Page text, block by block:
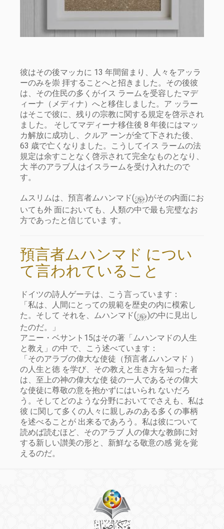
彼はその後マッカに 13 年間留まり、人々をアッラ
ーのみを崇 拝することへと招きました。その後彼
は、その住民の多くがイス ラームを受容したマデ
ィーナ（メディナ）へと移住しました。ア ッラー
はそこで彼に、残りの宗教に関する規定を啓示され
ました。 そしてマディーナ移住後 8 年後にはマッ
カ解放に成功し、クルア ーンが全て下された後、
63 歳で亡くなりました。こうしてイス ラームの法
規定は余すことなく啓示されて完全なものとなり、
大 半のアラブ人はイスラームを受け入れたので
す。
ムスリムは、預言者ムハンマド(y)がその内面にお
いても外 面においても、人類の中で最も完璧なお
方であったと信じていま す。
預言者ムハンマド につい
て言われていること
ドイツの詩人ゲーテは、こう言っています：
「私は、人間にとっての規範を歴史の内に模索し
た。そして それを、ムハンマド(y)の中に見出し
たのだ。」
アニー・ベサント15はその著「ムハンマドの人生
と教え」の中 で、こう述べています：
「そのアラブの偉大な使徒（預言者ムハンマド ）
の人生と徳 を学び、その教えと生き方を知った者
は、至上の神の偉大な使 徒の一人であるその偉大
な使徒に尊敬の意を抱かずにはいられ ないだろ
う。そしてどのような分野においてでさえも、私は
彼 に関して多くの人々に親しみのある多くの事柄
を述べることが 出来るであろう。私は彼について
読めば読むほど、そのアラブ 人の偉大な教師に対
する新しい讃美の形と、新鮮なる敬意の感 覚を覚
えるのだ。